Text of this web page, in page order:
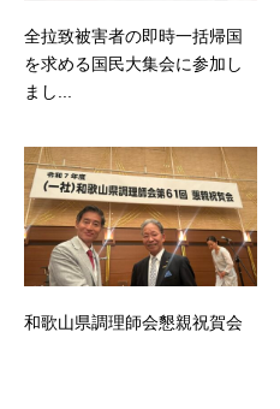
全拉致被害者の即時一括帰国
を求める国民大集会に参加し
まし...
和歌山県調理師会懇親祝賀会